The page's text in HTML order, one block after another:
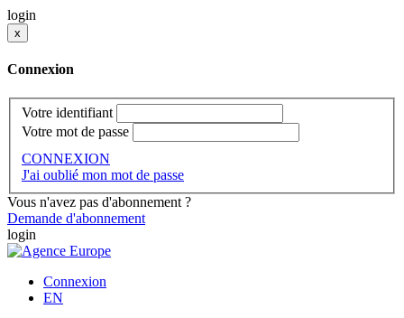
login
x
Connexion
Votre identifiant
Votre mot de passe
CONNEXION
J'ai oublié mon mot de passe
Vous n'avez pas d'abonnement ?
Demande d'abonnement
login
Connexion
EN